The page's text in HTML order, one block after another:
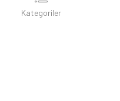
Kategoriler